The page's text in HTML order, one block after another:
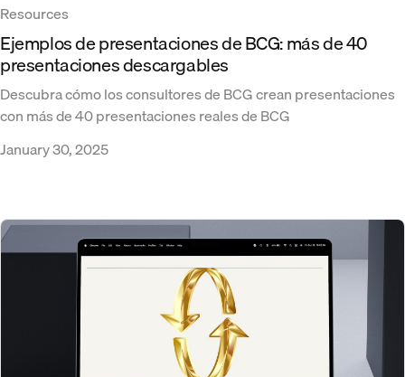
Resources
Ejemplos de presentaciones de BCG: más de 40
presentaciones descargables
Descubra cómo los consultores de BCG crean presentaciones
con más de 40 presentaciones reales de BCG
January 30, 2025